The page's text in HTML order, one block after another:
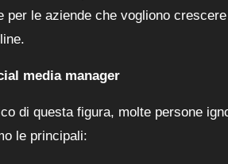
per le aziende che vogliono
media manager
di questa figura, molte persone
le principali: